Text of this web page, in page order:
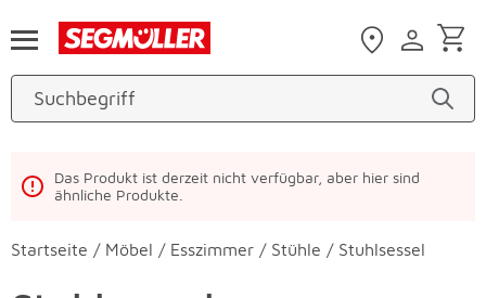
Das Produkt ist derzeit nicht verfügbar, aber hier sind
ähnliche Produkte.
Startseite / Möbel / Esszimmer / Stühle / Stuhlsessel